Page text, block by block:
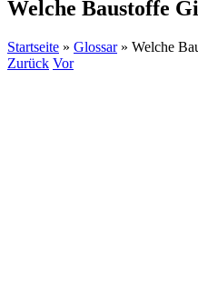
Welche Baustoffe
Startseite » Glossar» Welche
Zurück Vor